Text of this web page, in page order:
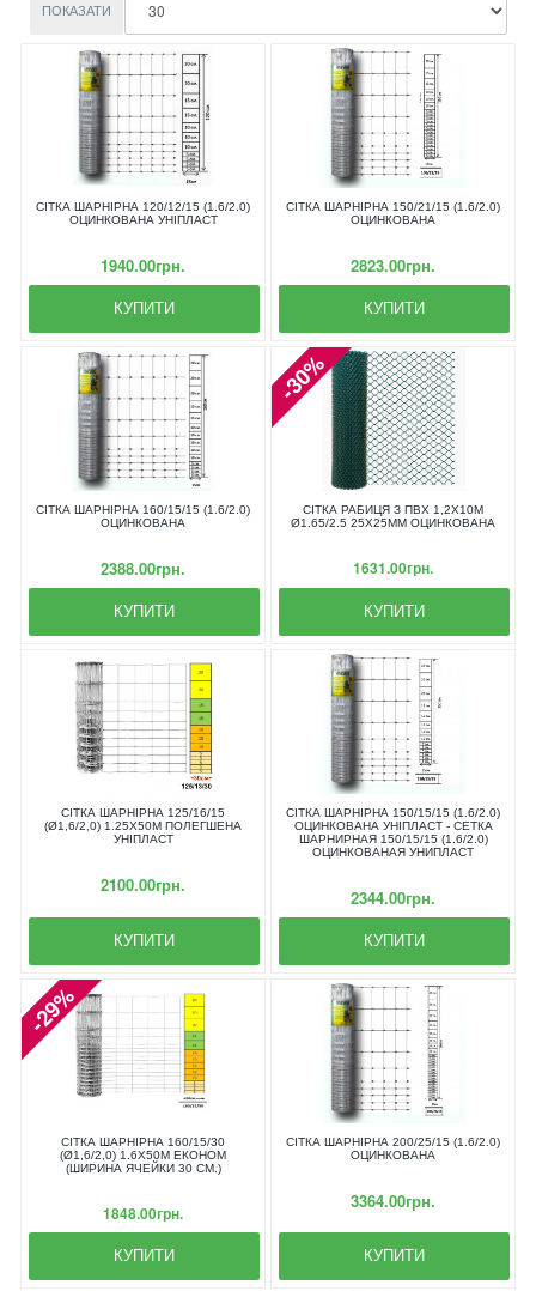
ПОКАЗАТИ
СІТКА ШАРНІРНА 120/12/15 (1.6/2.0)
ОЦИНКОВАНА УНІПЛАСТ
1940.00грн.
КУПИТИ
СІТКА ШАРНІРНА 150/21/15 (1.6/2.0)
ОЦИНКОВАНА
2823.00грн.
КУПИТИ
СІТКА ШАРНІРНА 160/15/15 (1.6/2.0)
ОЦИНКОВАНА
2388.00грн.
КУПИТИ
-30%
СІТКА РАБИЦЯ З ПВХ 1,2Х10М
Ø1.65/2.5 25Х25ММ ОЦИНКОВАНА
1631.00грн.
КУПИТИ
СІТКА ШАРНІРНА 125/16/15
(Ø1,6/2,0) 1.25Х50М ПОЛЕГШЕНА
УНІПЛАСТ
2100.00грн.
КУПИТИ
СІТКА ШАРНІРНА 150/15/15 (1.6/2.0)
ОЦИНКОВАНА УНІПЛАСТ - СЕТКА
ШАРНИРНАЯ 150/15/15 (1.6/2.0)
ОЦИНКОВАНАЯ УНИПЛАСТ
2344.00грн.
КУПИТИ
-29%
СІТКА ШАРНІРНА 160/15/30
(Ø1,6/2,0) 1.6Х50М ЕКОНОМ
(ШИРИНА ЯЧЕЙКИ 30 СМ.)
1848.00грн.
КУПИТИ
СІТКА ШАРНІРНА 200/25/15 (1.6/2.0)
ОЦИНКОВАНА
3364.00грн.
КУПИТИ